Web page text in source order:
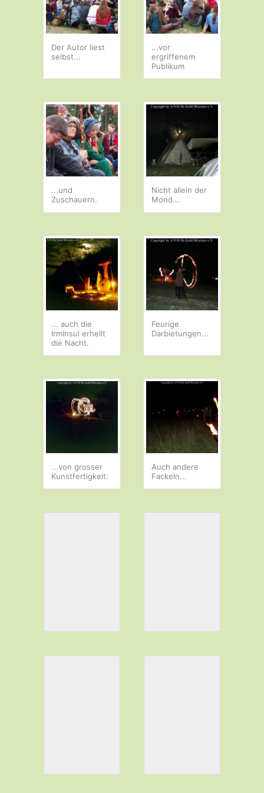
Der Autor liest
selbst...
...vor
ergriffenem
Publikum
...und
Zuschauern.
Nicht allein der
Mond...
... auch die
Irminsul erhellt
die Nacht.
Feurige
Darbietungen...
...von grosser
Kunstfertigkeit.
Auch andere
Fackeln...